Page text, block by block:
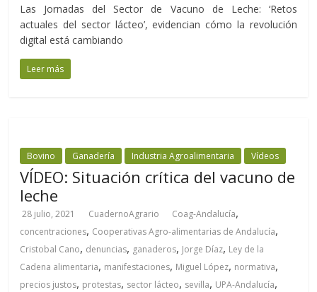
Las Jornadas del Sector de Vacuno de Leche: ‘Retos
actuales del sector lácteo’, evidencian cómo la revolución
digital está cambiando
Leer más
Bovino Ganadería Industria Agroalimentaria Vídeos
VÍDEO: Situación crítica del vacuno de
leche
28 julio, 2021 CuadernoAgrario Coag-Andalucía,
concentraciones, Cooperativas Agro-alimentarias de Andalucía,
Cristobal Cano, denuncias, ganaderos, Jorge Díaz, Ley de la
Cadena alimentaria, manifestaciones, Miguel López, normativa,
precios justos, protestas, sector lácteo, sevilla, UPA-Andalucía,